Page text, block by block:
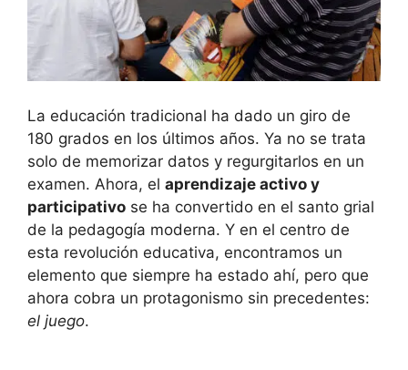
La educación tradicional ha dado un giro de
180 grados en los últimos años. Ya no se trata
solo de memorizar datos y regurgitarlos en un
examen. Ahora, el aprendizaje activo y
participativo se ha convertido en el santo grial
de la pedagogía moderna. Y en el centro de
esta revolución educativa, encontramos un
elemento que siempre ha estado ahí, pero que
ahora cobra un protagonismo sin precedentes:
el juego.